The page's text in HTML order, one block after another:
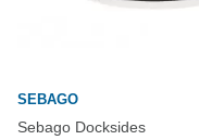
SEBAGO
Sebago Docksides